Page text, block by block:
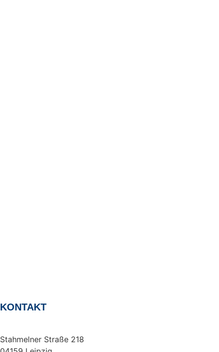
KONTAKT
Stahmelner Straße 218